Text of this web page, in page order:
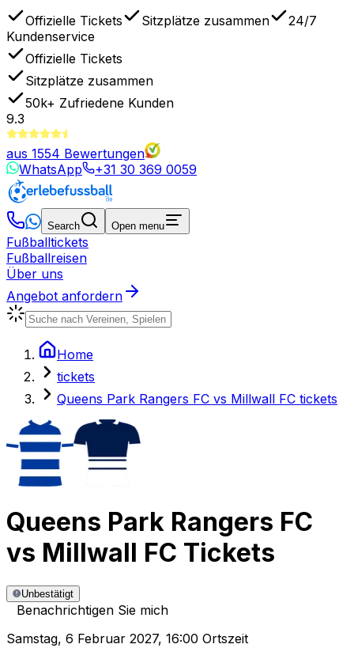
Offizielle Tickets Sitzplätze zusammen
24/7
Kundenservice
Offizielle Tickets
Sitzplätze zusammen
50k+ Zufriedene Kunden
9.3
aus 1554 Bewertungen
WhatsApp
+31 30 369 0059
Search Open menu
Fußballtickets
Fußballreisen
Über uns
Angebot anfordern
Home
tickets
Queens Park Rangers FC vs Millwall FC tickets
Queens Park Rangers FC
vs Millwall FC Tickets
Unbestätigt
Benachrichtigen Sie mich
Samstag, 6 Februar 2027, 16:00 Ortszeit